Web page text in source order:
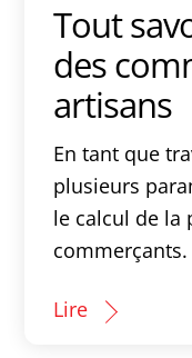
Tout
des
artisans
En tant que
plusieurs
le calcul de la
Lire